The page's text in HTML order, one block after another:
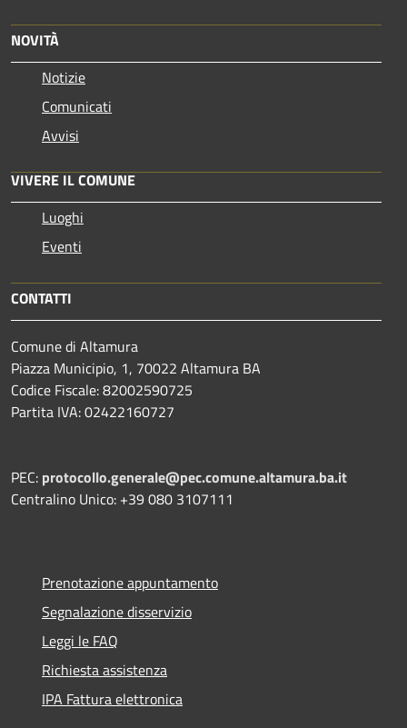
NOVITÀ
Notizie
Comunicati
Avvisi
VIVERE IL COMUNE
Luoghi
Eventi
CONTATTI
Comune di Altamura
Piazza Municipio, 1, 70022 Altamura BA
Codice Fiscale: 82002590725
Partita IVA: 02422160727
PEC: protocollo.generale@pec.comune.altamura.ba.it
Centralino Unico: +39 080 3107111
Prenotazione appuntamento
Segnalazione disservizio
Leggi le FAQ
Richiesta assistenza
IPA Fattura elettronica